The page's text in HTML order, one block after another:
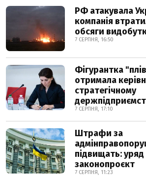
РФ атакувала
компанія
обсяги
7 СЕРПНЯ, 16:50
Фігурантка
отримала
стратегічному
7 СЕРПНЯ, 17:10
Штрафи за
підвищать:
законопроєкт
7 СЕРПНЯ, 11:23